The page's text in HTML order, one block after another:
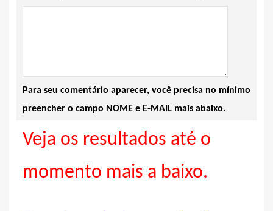
Para seu comentário aparecer, você precisa no mínimo
preencher o campo NOME e E-MAIL mais abaixo.
Veja os resultados até o
momento mais a baixo.